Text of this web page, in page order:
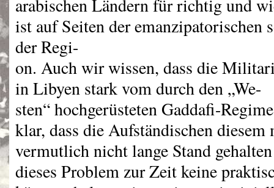
arabischen Ländern für richtig und
ist auf Seiten der emanzipatorischen
der Regi-
on. Auch wir wissen, dass die
in Libyen stark vom durch den „We-
sten“ hochgerüsteten Gaddafi-
klar, dass die Aufständischen
vermutlich nicht lange Stand
dieses Problem zur Zeit keine